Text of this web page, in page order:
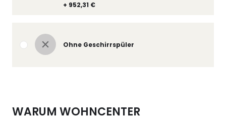
+ 952,31 €
Ohne Geschirrspüler
WARUM WOHNCENTER